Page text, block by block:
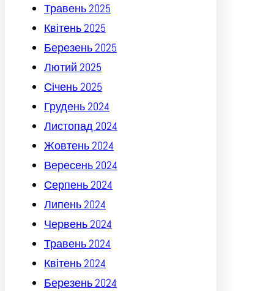
Травень 2025
Квітень 2025
Березень 2025
Лютий 2025
Січень 2025
Грудень 2024
Листопад 2024
Жовтень 2024
Вересень 2024
Серпень 2024
Липень 2024
Червень 2024
Травень 2024
Квітень 2024
Березень 2024